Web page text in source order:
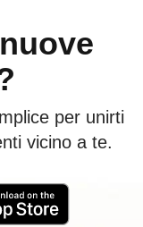
per unirti
vicino a te.